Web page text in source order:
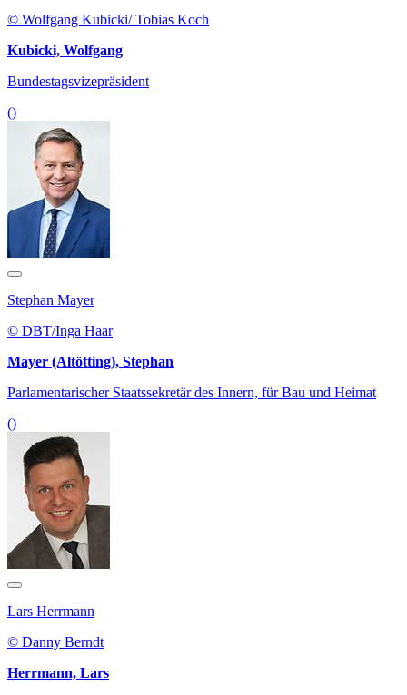
© Wolfgang Kubicki/ Tobias Koch
Kubicki, Wolfgang
Bundestagsvizepräsident
()
Stephan Mayer
© DBT/Inga Haar
Mayer (Altötting), Stephan
Parlamentarischer Staatssekretär des Innern, für Bau und Heimat
()
Lars Herrmann
© Danny Berndt
Herrmann, Lars